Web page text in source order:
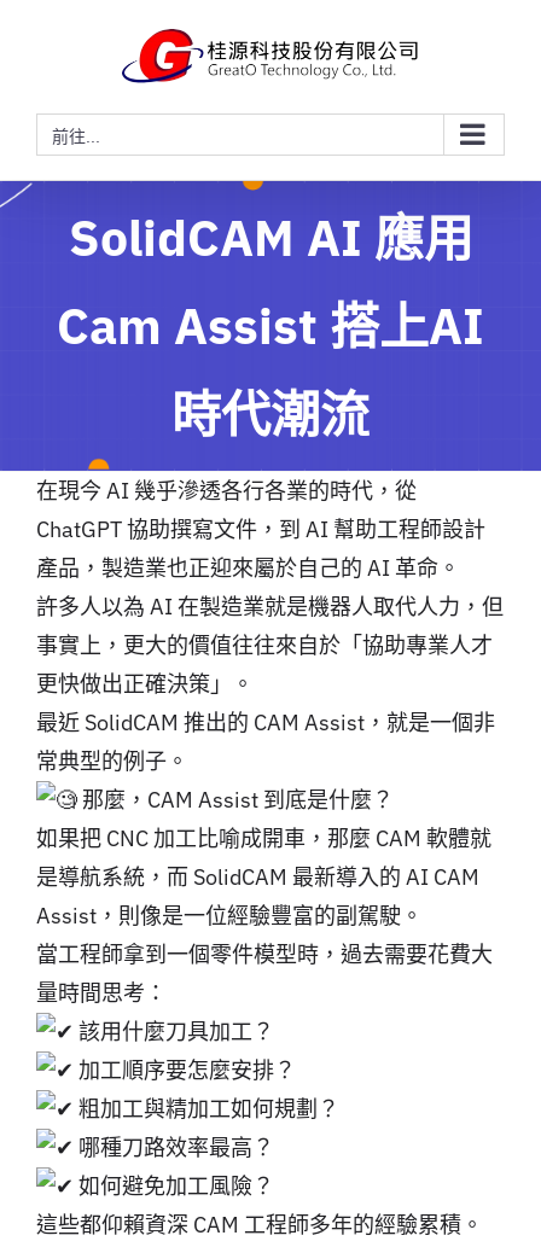
前往...
SolidCAM AI 應用
Cam Assist 搭上AI
時代潮流
在現今 AI 幾乎滲透各行各業的時代，從
ChatGPT 協助撰寫文件，到 AI 幫助工程師設計
產品，製造業也正迎來屬於自己的 AI 革命。
許多人以為 AI 在製造業就是機器人取代人力，但
事實上，更大的價值往往來自於「協助專業人才
更快做出正確決策」。
最近 SolidCAM 推出的 CAM Assist，就是一個非
常典型的例子。
那麼，CAM Assist 到底是什麼？
如果把 CNC 加工比喻成開車，那麼 CAM 軟體就
是導航系統，而 SolidCAM 最新導入的 AI CAM
Assist，則像是一位經驗豐富的副駕駛。
當工程師拿到一個零件模型時，過去需要花費大
量時間思考：
該用什麼刀具加工？
加工順序要怎麼安排？
粗加工與精加工如何規劃？
哪種刀路效率最高？
如何避免加工風險？
這些都仰賴資深 CAM 工程師多年的經驗累積。